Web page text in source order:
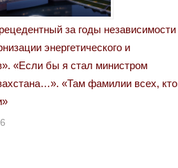
за годы независимости
энергетического и
«Если бы я стал министром
«Там фамилии всех, кто